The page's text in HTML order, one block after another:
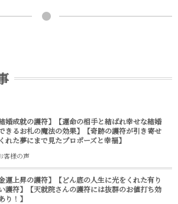
結婚成就の護符】【運命の相手と結ばれ幸せな結婚
きるお札の魔法の効果】【奇跡の護符が引き寄せ
れた夢にまで見たプロポーズと幸福】
客様の声
金運上昇の護符】【どん底の人生に光をくれた有り
護符】【天就院さんの護符には抜群のお値打ち効
り！】